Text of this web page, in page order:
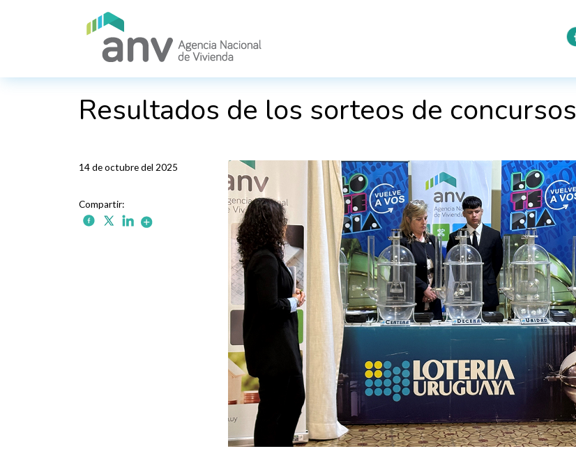
Resultados de los sorteos de concursos
14 de octubre del 2025